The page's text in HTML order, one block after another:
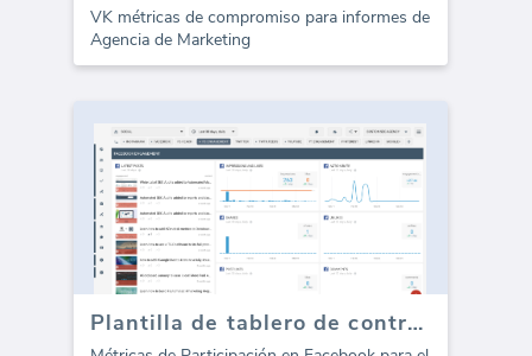
VK métricas de compromiso para informes de
Agencia de Marketing
Plantilla de tablero de control de Facebook Social Media - Compromiso